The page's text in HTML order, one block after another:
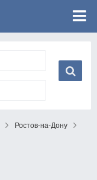
Ростов-на-Дону